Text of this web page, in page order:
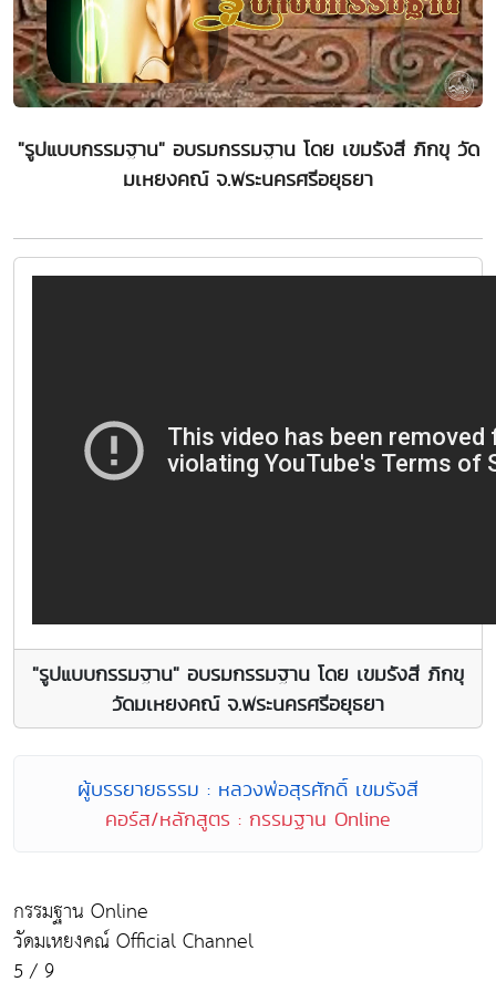
"รูปแบบกรรมฐาน" อบรมกรรมฐาน โดย เขมรังสี ภิกขุ วัด
มเหยงคณ์ จ.พระนครศรีอยุธยา
"รูปแบบกรรมฐาน" อบรมกรรมฐาน โดย เขมรังสี ภิกขุ
วัดมเหยงคณ์ จ.พระนครศรีอยุธยา
ผู้บรรยายธรรม : หลวงพ่อสุรศักดิ์ เขมรังสี
คอร์ส/หลักสูตร : กรรมฐาน Online
กรรมฐาน Online
วัดมเหยงคณ์ Official Channel
5 / 9